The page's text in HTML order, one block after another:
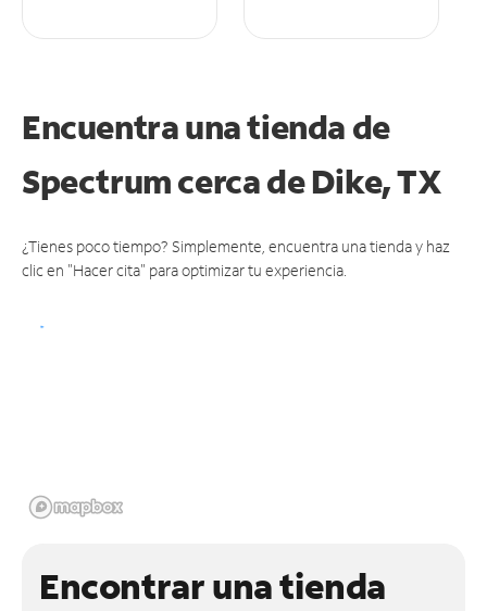
Encuentra una tienda de
Spectrumcerca de Dike, TX
¿Tienes poco tiempo? Simplemente, encuentra una tienda y haz
clic en "Hacer cita" para optimizar tu experiencia.
Encontrar una tienda